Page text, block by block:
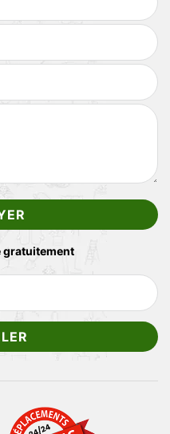
gratuitement